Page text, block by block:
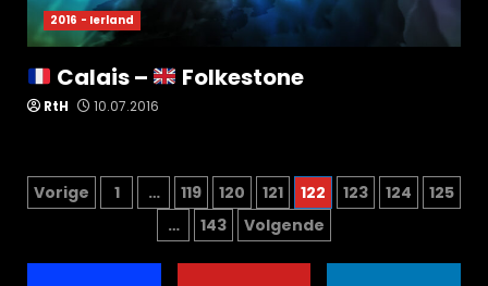
2016 - Ierland
Calais – Folkestone
RtH 10.07.2016
Berichten
paginering
Vorige 1 … 119 120 121 122 123 124
125
…
143 Volgende